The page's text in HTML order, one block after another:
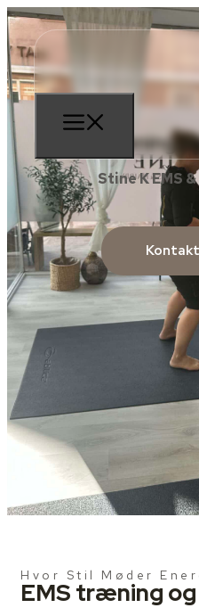
EMS træning
Stine K EMS
Hvor Stil Møder
EMS træning